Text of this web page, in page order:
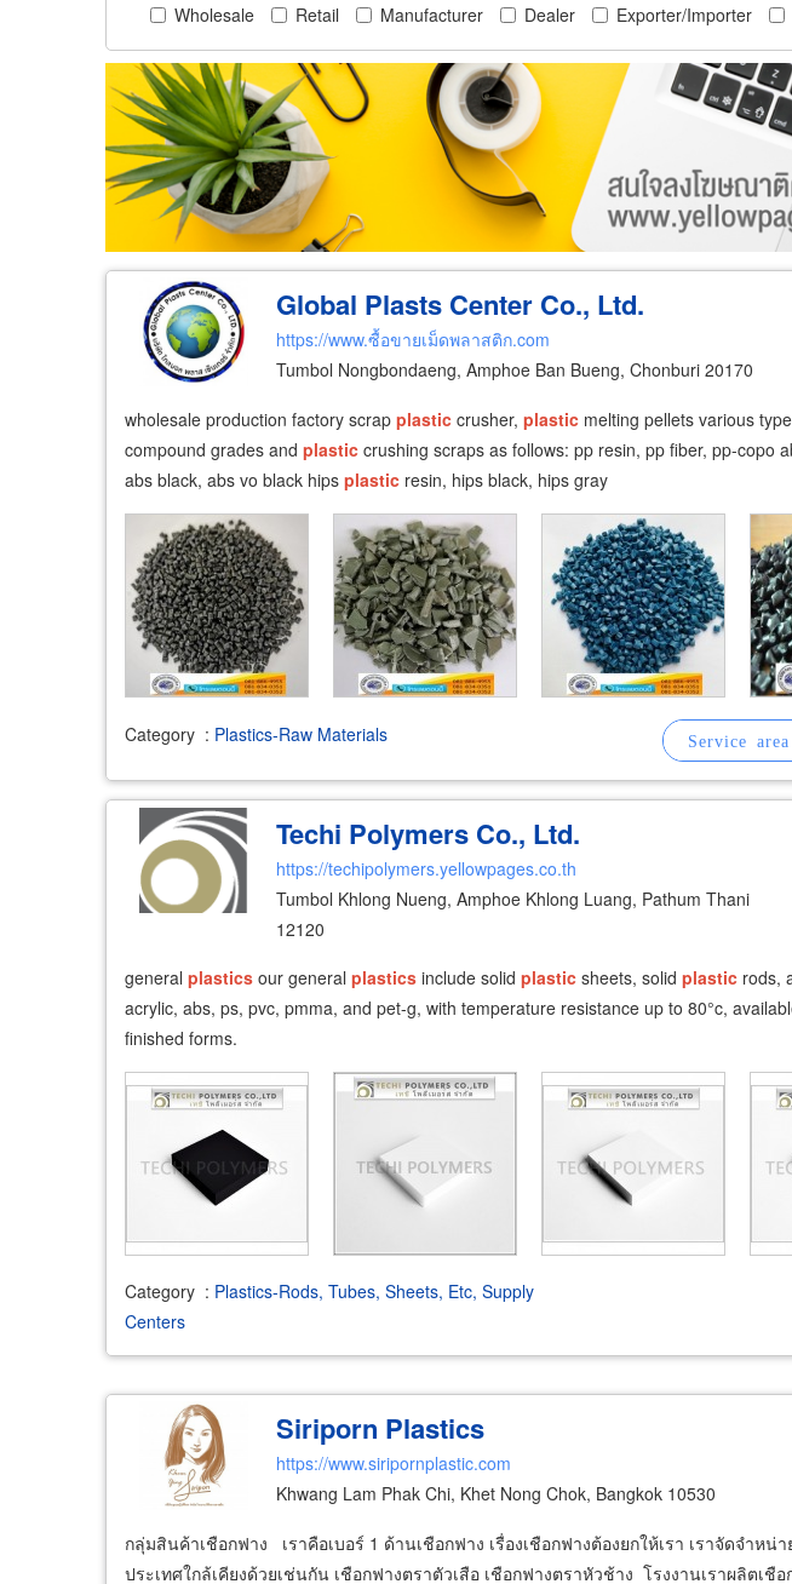
Wholesale Retail Manufacturer Dealer Exporter/Importer
Global Plasts Center Co., Ltd.
https://www.ซื้อขายเม็ดพลาสติก.com
Tumbol Nongbondaeng, Amphoe Ban Bueng, Chonburi 20170
wholesale production factory scrap plastic crusher, plastic melting pellets various
compound grades and plastic crushing scraps as follows: pp resin, pp fiber, pp-copo
abs black, abs vo black hips plastic resin, hips black, hips gray
Category : Plastics-Raw Materials
Techi Polymers Co., Ltd.
https://techipolymers.yellowpages.co.th
Tumbol Khlong Nueng, Amphoe Khlong Luang, Pathum Thani
12120
general plastics our general plastics include solid plastic sheets, solid plastic rods,
acrylic, abs, ps, pvc, pmma, and pet-g, with temperature resistance up to 80°c,
finished forms.
Category : Plastics-Rods, Tubes, Sheets, Etc, Supply
Centers
Siriporn Plastics
https://www.siripornplastic.com
Khwang Lam Phak Chi, Khet Nong Chok, Bangkok 10530
กลุ่มสินค้าเชือกฟาง เราคือเบอร์ 1 ด้านเชือกฟาง เรื่องเชือกฟางต้องยกให้เรา เราจัดจำหน่
ประเทศใกล้เคียงด้วยเช่นกัน เชือกฟางตราตัวเสือ เชือกฟางตราหัวช้าง โรงงานเราผลิตเชื